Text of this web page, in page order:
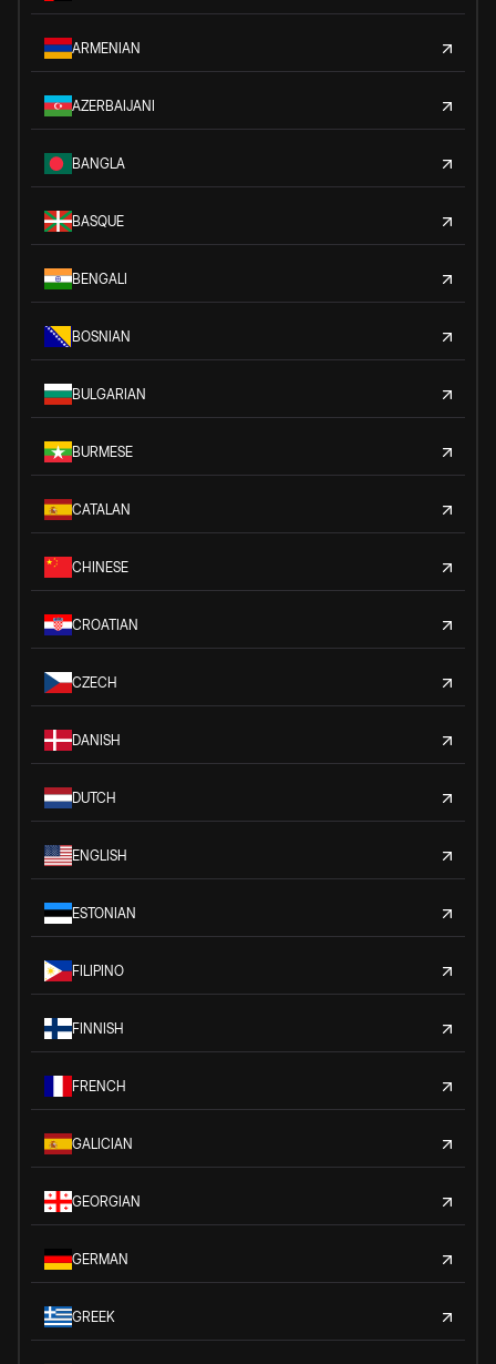
ARMENIAN
AZERBAIJANI
BANGLA
BASQUE
BENGALI
BOSNIAN
BULGARIAN
BURMESE
CATALAN
CHINESE
CROATIAN
CZECH
DANISH
DUTCH
ENGLISH
ESTONIAN
FILIPINO
FINNISH
FRENCH
GALICIAN
GEORGIAN
GERMAN
GREEK